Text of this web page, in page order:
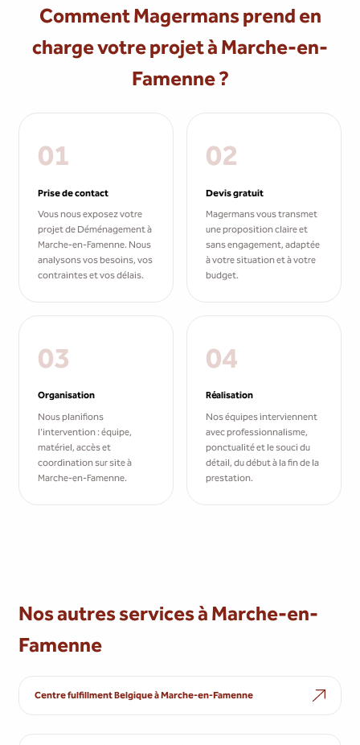
Comment Magermans prend en
charge votre projet à Marche-en-
Famenne ?
01
Prise de contact
Vous nous exposez votre
projet de Déménagement à
Marche-en-Famenne. Nous
analysons vos besoins, vos
contraintes et vos délais.
02
Devis gratuit
Magermans vous transmet
une proposition claire et
sans engagement, adaptée
à votre situation et à votre
budget.
03
Organisation
Nous planifions
l'intervention : équipe,
matériel, accès et
coordination sur site à
Marche-en-Famenne.
04
Réalisation
Nos équipes interviennent
avec professionnalisme,
ponctualité et le souci du
détail, du début à la fin de la
prestation.
Nos autres services à Marche-en-
Famenne
Centre fulfillment Belgique à Marche-en-Famenne